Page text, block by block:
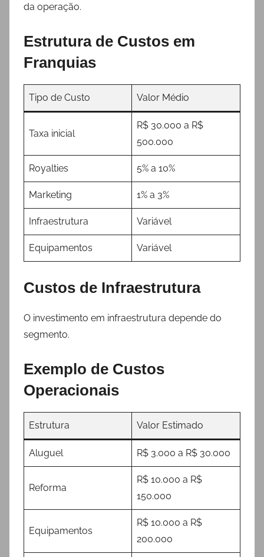
da operação.
Estrutura de Custos em
Franquias
Tipo de Custo Valor Médio
Taxa inicial
R$ 30.000 a R$
500.000
Royalties 5% a 10%
Marketing 1% a 3%
Infraestrutura Variável
Equipamentos Variável
Custos de Infraestrutura
O investimento em infraestrutura depende do
segmento.
Exemplo de Custos
Operacionais
Estrutura Valor Estimado
Aluguel R$ 3.000 a R$ 30.000
Reforma
R$ 10.000 a R$
150.000
Equipamentos
R$ 10.000 a R$
200.000